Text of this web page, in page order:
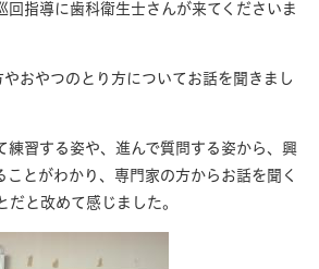
指導に歯科衛生士さんが来てくださいま
おやつのとり方についてお話を聞きまし
練習する姿や、進んで質問する姿から、興
ことがわかり、専門家の方からお話を聞く
と改めて感じました。